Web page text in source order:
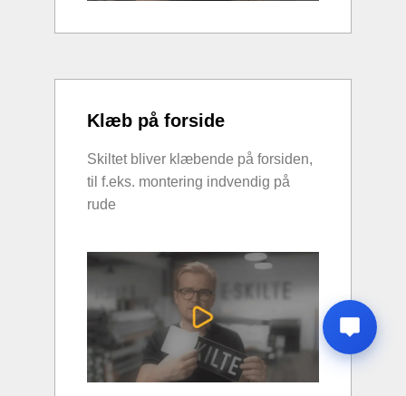
Klæb på forside
Skiltet bliver klæbende på forsiden,
til f.eks. montering indvendig på
rude